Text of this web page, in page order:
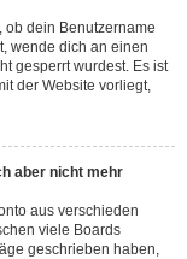
ob dein Benutzername
wende dich an einen
gesperrt wurdest. Es ist
der Website vorliegt,
aber nicht mehr
aus verschieden
viele Boards
geschrieben haben,